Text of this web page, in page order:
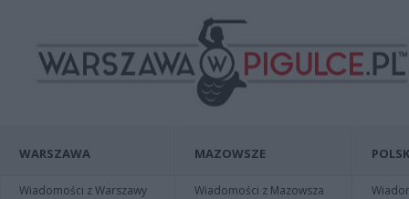
WARSZAWA
Wiadomości z Warszawy
MAZOWSZE
Wiadomości z Mazowsza